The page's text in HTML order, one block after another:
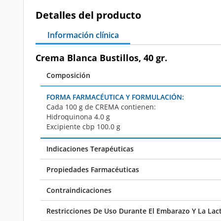
Detalles del producto
Información clínica
Crema Blanca Bustillos, 40 gr.
Composición
FORMA FARMACÉUTICA Y FORMULACIÓN:
Cada 100 g de CREMA contienen:
Hidroquinona 4.0 g
Excipiente cbp 100.0 g
Indicaciones Terapéuticas
Propiedades Farmacéuticas
Contraindicaciones
Restricciones De Uso Durante El Embarazo Y La